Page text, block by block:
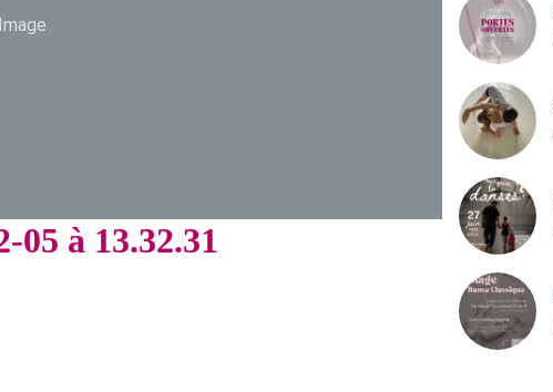
Image
05 à 13.32.31